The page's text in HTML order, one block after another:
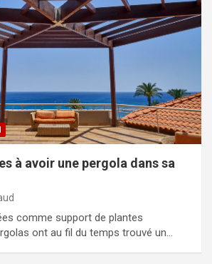
à avoir une pergola dans sa
comme support de plantes
ont au fil du temps trouvé un…